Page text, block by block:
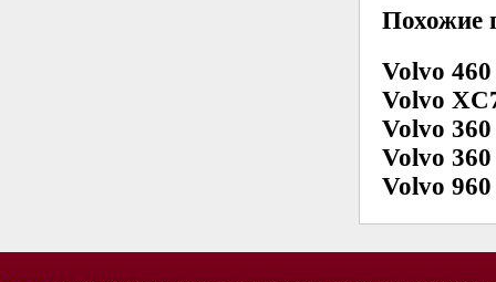
Похожие
Volvo
Volvo
Volvo
Volvo
Volvo